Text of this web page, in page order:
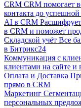
CRM CRM помогает
контакта до успешной
AI в CRM
в CRM и поможет
Складской учёт Все
в Битрикс24
Коммуникация с
клиентами на сайте и
Оплата и Доставка
прямо в CRM
Маркетинг
персональных